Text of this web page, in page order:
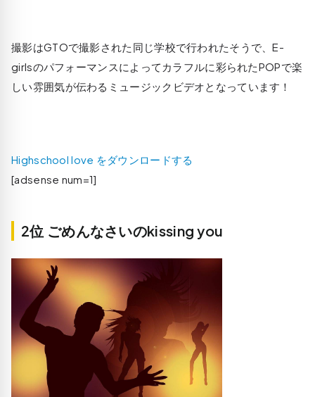
撮影はGTOで撮影された同じ学校で行われたそうで、E-
girlsのパフォーマンスによってカラフルに彩られたPOPで楽
しい雰囲気が伝わるミュージックビデオとなっています！
Highschool love をダウンロードする
[adsense num=1]
2位 ごめんなさいのkissing you